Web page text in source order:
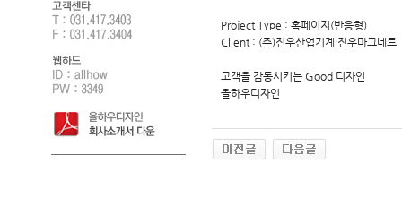
Project Type : 홈페이지(반응형)
Client : (주)진우산업기계·진우마그네트
고객을 감동시키는 Good 디자인
올하우디자인